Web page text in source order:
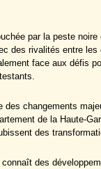
par la peste
des rivalités entre
face aux défis
des changements
de la Haute-
des
des